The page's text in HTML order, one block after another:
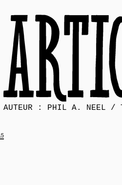
AUTEUR : PHIL A. NEEL /